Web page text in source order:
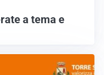
a tema e